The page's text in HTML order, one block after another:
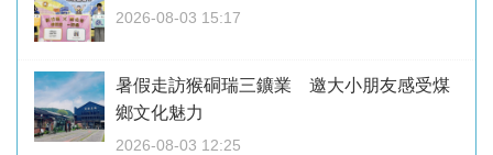
2026-08-03 15:17
暑假走訪猴硐瑞三鑛業 邀大小朋友感受煤
鄉文化魅力
2026-08-03 12:25